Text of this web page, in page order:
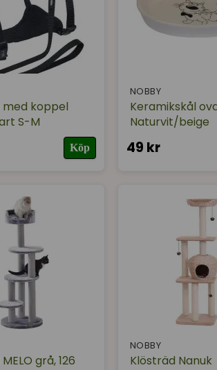
koppel
S-M
Köp
NOBBY
Keramikskål
Naturvit/beige
49 kr
grå, 126
NOBBY
Klösträd Nanuk